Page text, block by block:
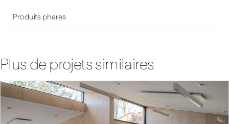
Produits phares
Plus de projets similaires